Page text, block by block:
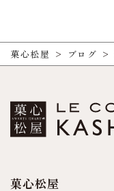
菓心松屋 > ブログ >
菓心松屋